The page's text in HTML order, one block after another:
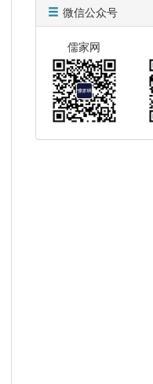
微信公众号
儒家网